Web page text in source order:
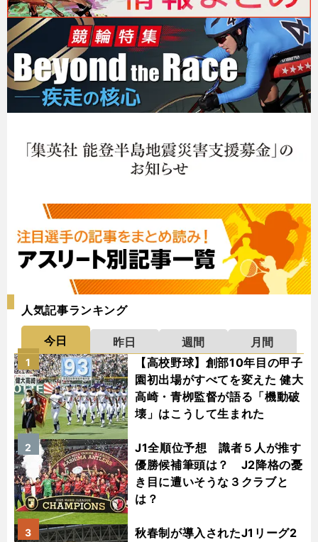
人気記事ランキング
今日 昨日 週間
月間
【高校野球】創部10年目の甲子
園初出場がすべてを変えた 健大
高崎・青栁監督が語る「機動破
壊」はこうして生まれた
1
J1全順位予想 識者５人が推す
優勝候補筆頭は？ J2降格の憂
き目に遭いそうな３クラブと
は？
2
秋春制が導入されたJ1リーグ2
3